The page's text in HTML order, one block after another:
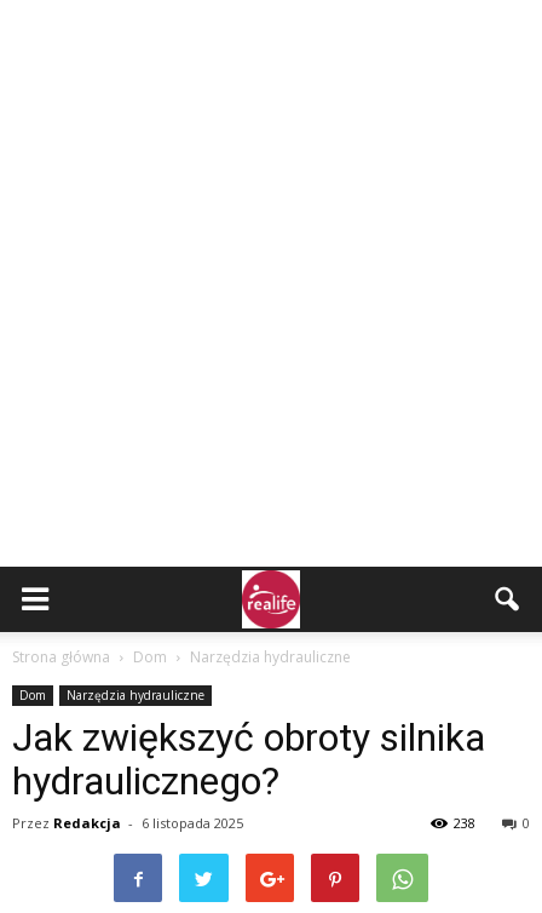
Strona główna Dom Narzędzia hydrauliczne
Dom Narzędzia hydrauliczne
Jak zwiększyć obroty silnika
hydraulicznego?
Przez Redakcja - 6 listopada 2025 0
238